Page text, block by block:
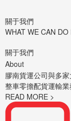
關于我們
WHAT WE CAN DO
關于我們
About
膠南貨運公司與多
整車零擔配貨運輸業
READ MORE >